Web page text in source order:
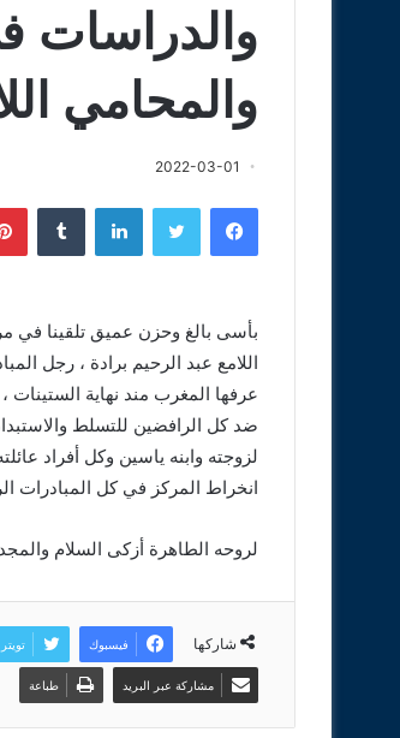
والدراسات
والمحامي
2022-03-01
فيسبوك لينكدإن
بأسى بالغ وحزن عميق تلقينا في
اللامع عبد الرحيم برادة ، رجل
عرفها المغرب مند نهاية
ضد كل الرافضين للتسلط
لزوجته وابنه ياسين وكل أفراد
انخراط المركز في كل المبادرات
لروحه الطاهرة أزكى السلام والمجد
شاركها فيسبوك تويتر
مشاركة عبر البريد طباعة